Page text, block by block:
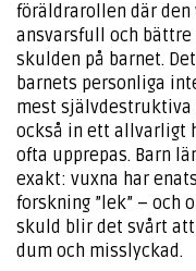
föräldrarollen där den
ansvarsfull och
skulden på barnet.
barnets personliga
mest
också in ett allvarligt
ofta upprepas. Barn
exakt: vuxna har
forskning ”lek” – och
skuld blir det svårt
dum och misslyckad.